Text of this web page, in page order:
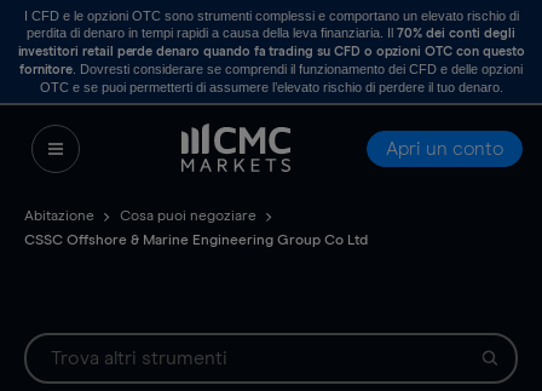
I CFD e le opzioni OTC sono strumenti complessi e comportano un elevato rischio di
perdita di denaro in tempi rapidi a causa della leva finanziaria. Il70% dei conti degli
investitori retail perde denaro quando fa trading su CFD o opzioni OTC con questo
fornitore . Dovresti considerare se comprendi il funzionamento dei CFD e delle opzioni
OTC e se puoi permetterti di assumere l’elevato rischio di perdere il tuo denaro.
Apri un conto
Abitazione
Cosa puoi negoziare
CSSC Offshore & Marine Engineering Group Co Ltd